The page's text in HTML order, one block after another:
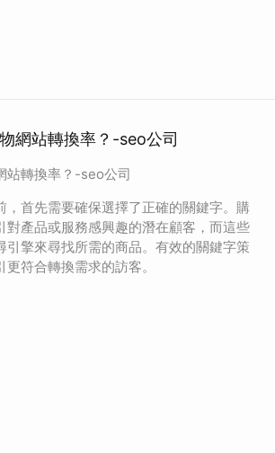
網站轉換率？-seo公司
站轉換率？-seo公司
，首先需要確保選擇了正確的關鍵字。購
對產品或服務感興趣的潛在顧客，而這些
引擎來尋找所需的商品。有效的關鍵字策
符合轉換需求的訪客。